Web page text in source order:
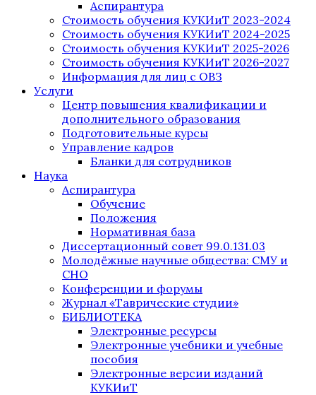
Аспирантура
Стоимость обучения КУКИиТ 2023-2024
Стоимость обучения КУКИиТ 2024-2025
Стоимость обучения КУКИиТ 2025-2026
Стоимость обучения КУКИиТ 2026-2027
Информация для лиц с ОВЗ
Услуги
Центр повышения квалификации и
дополнительного образования
Подготовительные курсы
Управление кадров
Бланки для сотрудников
Наука
Аспирантура
Обучение
Положения
Нормативная база
Диссертационный совет 99.0.131.03
Молодёжные научные общества: СМУ и
СНО
Конференции и форумы
Журнал «Таврические студии»
БИБЛИОТЕКА
Электронные ресурсы
Электронные учебники и учебные
пособия
Электронные версии изданий
КУКИиТ